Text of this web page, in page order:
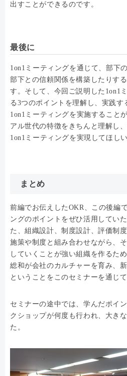
出すことができるのです。
最後に
1on1ミーティングを通じて、部下
部下との信頼関係を構築したりす
す。そして、今回ご説明した1on1
る3つのポイントを理解し、実践
1on1ミーティングを実施すること
アル世代の特徴をきちんと理解し
1on1ミーティングを実現してほしい
まとめ
前編でお伝えしたOKR、この後編
ングのポイントをぜひ活用してい
た、組織設計、制度設計、評価制
施策や制度と組み合わせながら、
していくことが強い組織を作るた
総和が会社のカルチャーを育み、
ということをこのセミナーを通じて
セミナーの途中では、学んだポイ
クショップが何度も行われ、大き
た。